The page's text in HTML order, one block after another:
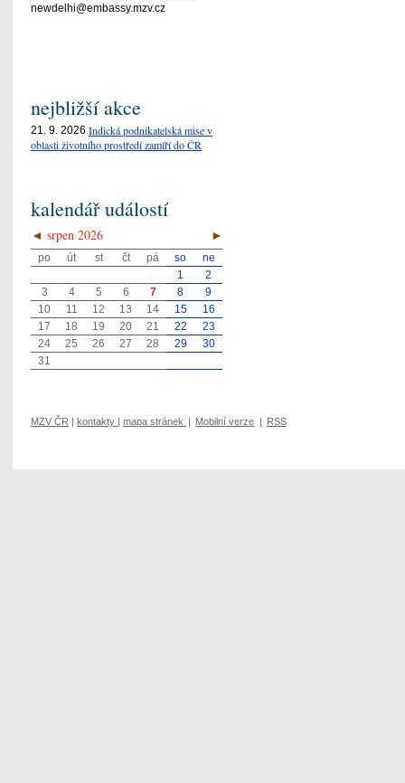
newdelhi@embassy.mzv.cz
nejbližší akce
21. 9. 2026 Indická podnikatelská mise v
oblasti životního prostředí zamíří do ČR
kalendář událostí
◄ ►
srpen 2026
po út st čt pá so
ne
1
2
3
4 5 6 7 8
9
10
11 12 13 14 15
16
17
18 19 20 21 22
23
24
25 26 27 28 29
30
31
MZV ČR kontakty mapa stránek Mobilní verze RSS